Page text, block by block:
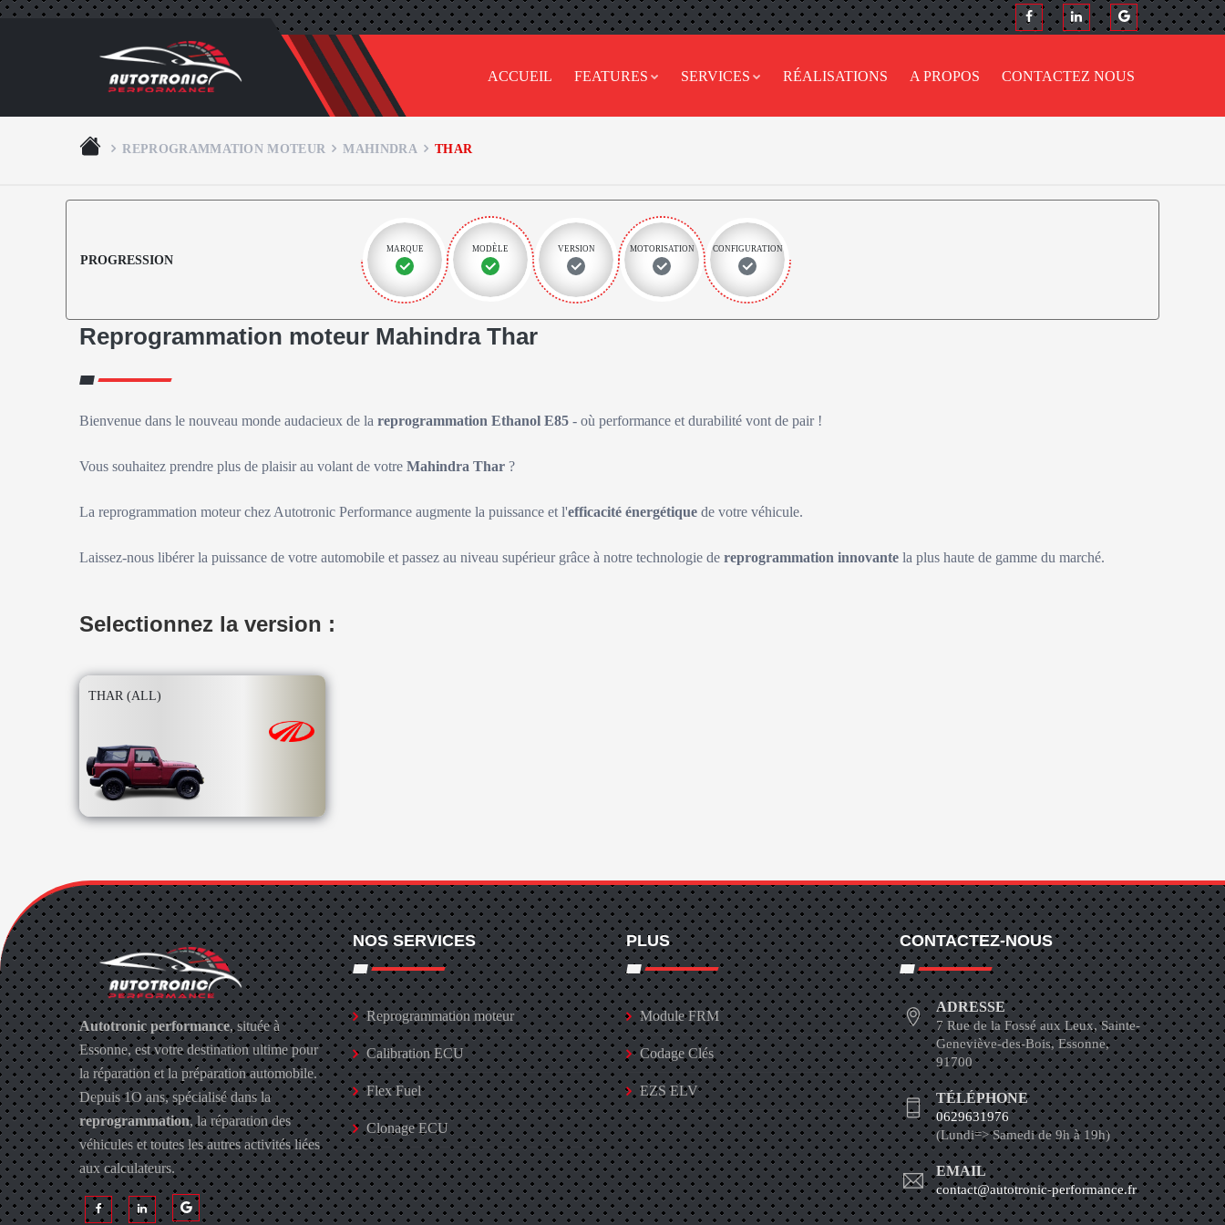
ACCUEIL FEATURES SERVICES RÉALISATIONS A PROPOS CONTACTEZ NOUS
REPROGRAMMATION MOTEUR MAHINDRA THAR
PROGRESSION
MARQUE MODÈLE VERSION MOTORISATION CONFIGURATION
Reprogrammation moteur Mahindra Thar
Bienvenue dans le nouveau monde audacieux de la reprogrammation Ethanol E85 - où performance et durabilité vont de pair !
Vous souhaitez prendre plus de plaisir au volant de votre Mahindra Thar ?
La reprogrammation moteur chez Autotronic Performance augmente la puissance et l'efficacité énergétique de votre véhicule.
Laissez-nous libérer la puissance de votre automobile et passez au niveau supérieur grâce à notre technologie de reprogrammation innovante la plus haute de gamme du marché.
Selectionnez la version :
THAR (ALL)
Autotronic performance, située à
Essonne, est votre destination ultime pour
la réparation et la préparation automobile.
Depuis 1O ans, spécialisé dans la
reprogrammation, la réparation des
véhicules et toutes les autres activités liées
aux calculateurs.
NOS SERVICES
Reprogrammation moteur
Calibration ECU
Flex Fuel
Clonage ECU
PLUS
Module FRM
Codage Clés
EZS ELV
CONTACTEZ-NOUS
ADRESSE
7 Rue de la Fossé aux Leux, Sainte-
Geneviève-des-Bois, Essonne,
91700
TÉLÉPHONE
0629631976
(Lundi=> Samedi de 9h à 19h)
EMAIL
contact@autotronic-performance.fr